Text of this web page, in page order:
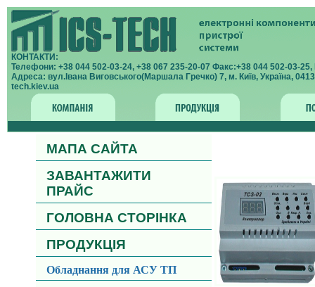
КОНТАКТИ:
Телефони: +38 044 502-03-24, +38 067 235-20-07 Факс:+38 044 502-03-
Адреса: вул.Івана Виговського(Маршала Гречко) 7, м. Київ, Україна,
tech.kiev.ua
МАПА САЙТА
ЗАВАНТАЖИТИ
ПРАЙС
ГОЛОВНА СТОРІНКА
ПРОДУКЦІЯ
Обладнання для АСУ ТП